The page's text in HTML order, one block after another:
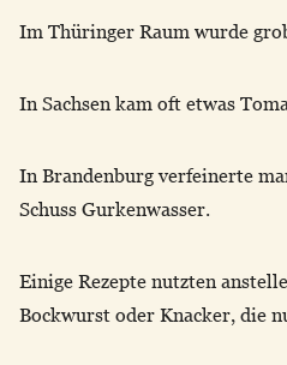
Im Thüringer Raum wurde
In Sachsen kam oft etwas
In Brandenburg verfeinerte
Schuss Gurkenwasser.
Einige Rezepte nutzten
Bockwurst oder Knacker, die